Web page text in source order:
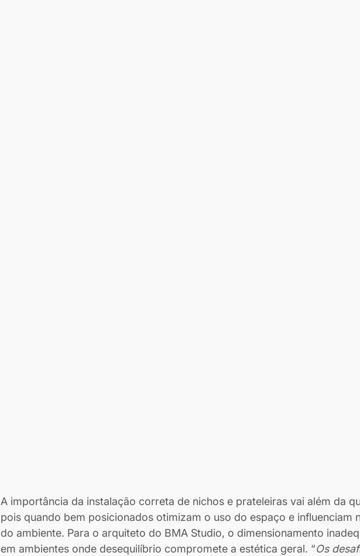
A importância da instalação correta de nichos e prateleiras vai além da
pois quando bem posicionados otimizam o uso do espaço e influenciam
do ambiente. Para o arquiteto do BMA Studio, o dimensionamento
em ambientes onde desequilíbrio compromete a estética geral. “Os